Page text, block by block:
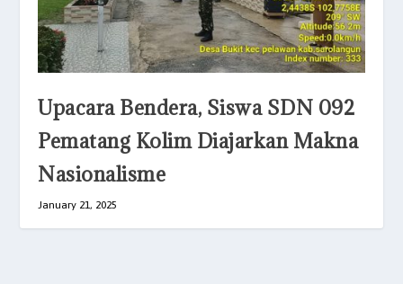
Upacara Bendera, Siswa SDN 092
Pematang Kolim Diajarkan Makna
Nasionalisme
January 21, 2025